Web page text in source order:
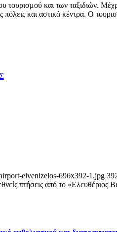
τουρισμού και των ταξιδιών.
και αστικά κέντρα. Ο
elvenizelos-696x392-1.jpg
πτήσεις από το «Ελευθέριος